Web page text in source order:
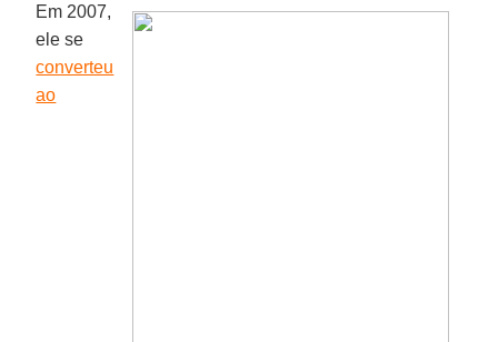
Em 2007,
ele se
converteu
ao